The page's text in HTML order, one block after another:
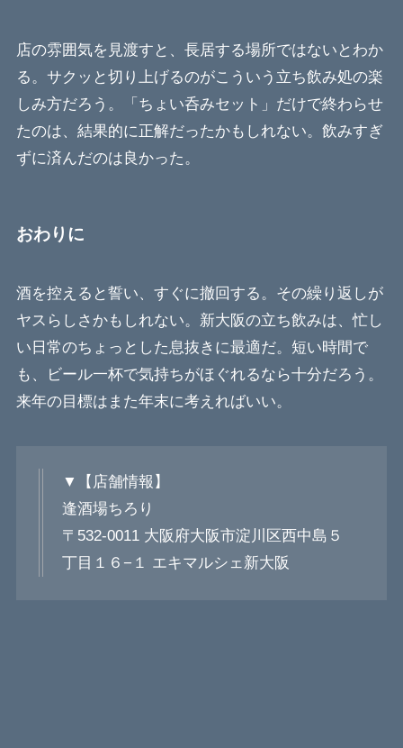
店の雰囲気を見渡すと、長居する場所ではないとわか
る。サクッと切り上げるのがこういう立ち飲み処の楽
しみ方だろう。「ちょい呑みセット」だけで終わらせ
たのは、結果的に正解だったかもしれない。飲みすぎ
ずに済んだのは良かった。
おわりに
酒を控えると誓い、すぐに撤回する。その繰り返しが
ヤスらしさかもしれない。新大阪の立ち飲みは、忙し
い日常のちょっとした息抜きに最適だ。短い時間で
も、ビール一杯で気持ちがほぐれるなら十分だろう。
来年の目標はまた年末に考えればいい。
▼【店舗情報】
逢酒場ちろり
〒532-0011 大阪府大阪市淀川区西中島５
丁目１６−１ エキマルシェ新大阪